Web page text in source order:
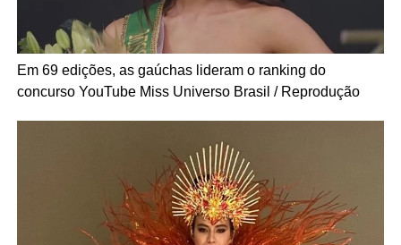
Em 69 edições, as gaúchas lideram o ranking do
concurso YouTube Miss Universo Brasil / Reprodução